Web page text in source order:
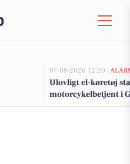
07-08-2026 12:20 |
Ulovligt el-køretøj
motorcykelbetjent i